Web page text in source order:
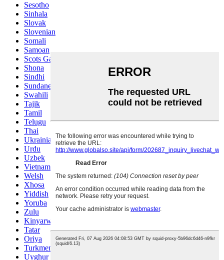
Sesotho
Sinhala
Slovak
Slovenian
Somali
Samoan
Scots Gaelic
Shona
Sindhi
Sundanese
Swahili
Tajik
Tamil
Telugu
Thai
Ukrainian
Urdu
Uzbek
Vietnamese
Welsh
Xhosa
Yiddish
Yoruba
Zulu
Kinyarwanda
Tatar
Oriya
Turkmen
Uyghur